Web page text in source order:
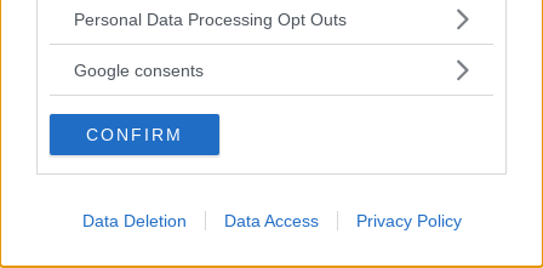
Please note that this website/app uses one or more Google
not limited to your visit or usage behaviour. You may click to
use your data for below specified purposes in below Google
consent section.
Personal Data Processing Opt Outs
Google consents
CONFIRM
Data Deletion Data Access Privacy Policy